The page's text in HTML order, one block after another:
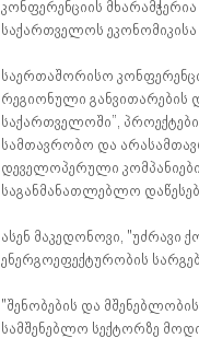
კონფერენციის
საქართველოს
საერთაშორისო
რეგიონული განვითარების
საქართველოში”,
სამთავრობო და
დეველოპერული
საგანმანათლებლო
ასენ მაკედონოვი, "უძრავი
ენერგოეფექტურობის
"შენობების და
სამშენებლო სექტორზე